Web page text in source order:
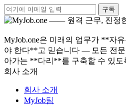
구독
MyJob.one은 미래의 업무가 **자
야 한다**고 믿습니다 — 모든 전
아가는 **다리**를 구축할 수 있도
회사 소개
회사 소개
MyJob팀